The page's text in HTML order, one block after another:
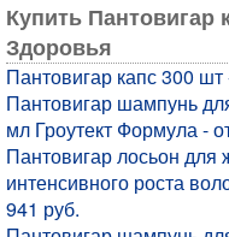
Купить Пантовигар
Здоровья
Пантовигар капс 300 шт
Пантовигар шампунь
мл Гроутект Формула -
Пантовигар лосьон
интенсивного роста
941 руб.